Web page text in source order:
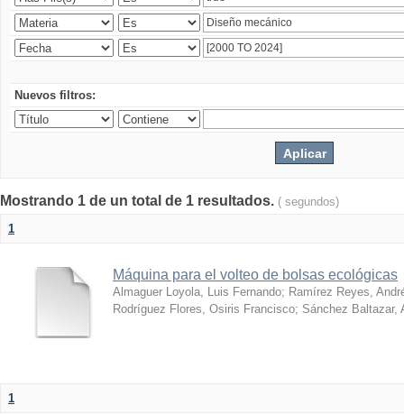
Nuevos filtros:
Mostrando 1 de un total de 1 resultados. ( segundos)
1
Máquina para el volteo de bolsas ecológicas
Almaguer Loyola, Luis Fernando; Ramírez Reyes,
Rodríguez Flores, Osiris Francisco; Sánchez Baltazar,
1